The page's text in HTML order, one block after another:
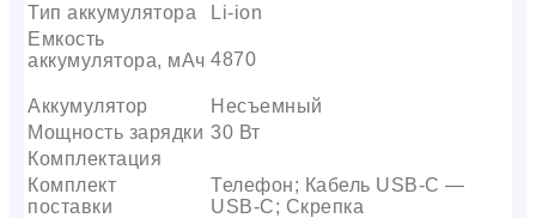
Тип аккумулятора
Li-ion
Емкость
аккумулятора, мАч 4870
Аккумулятор
Несъемный
Мощность зарядки 30 Вт
Комплектация
Комплект
поставки
Телефон; Кабель USB-C —
USB-C; Скрепка